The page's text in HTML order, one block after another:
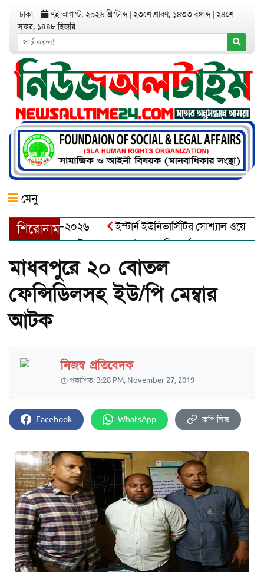
ঢাকা ৭ই আগস্ট, ২০২৬ খ্রিস্টাব্দ ২৩শে শ্রাবণ, ১৪৩৩ বঙ্গাব্দ ২৪শে
সফর, ১৪৪৮ হিজরি
মেনু
শিরোনাম
অ্যাওয়ার্ড–২০২৬
ইস্টার্ন ইউনিভার্সিটির সোশ্যাল ওয়েলফেয়ার
খালেক এর ইন্তেকাল
আত্মশুদ্ধি অর্জন ও অশুভকে বর্জন করে
মাধবপুরে ২০ বোতল
ফেন্সিডিলসহ ইউ/পি মেম্বার
আটক
নিজস্ব প্রতিবেদক
প্রকাশিত: 3:28 PM, November 27, 2019
Facebook WhatsApp কপি লিঙ্ক